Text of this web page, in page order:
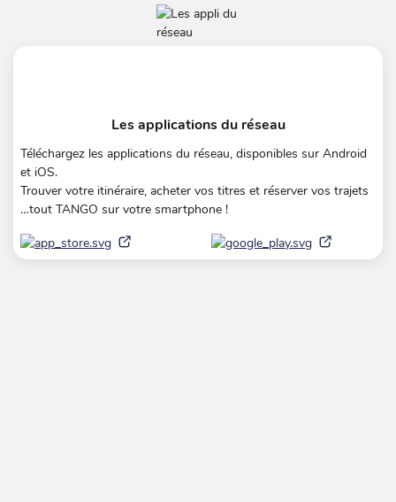
Les applications du réseau
Téléchargez les applications du réseau, disponibles sur Android
et iOS.
Trouver votre itinéraire, acheter vos titres et réserver vos trajets
…tout TANGO sur votre smartphone !